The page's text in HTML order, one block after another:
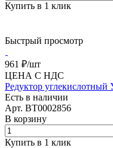
Купить в 1 клик
Быстрый просмотр
961 ₽/шт
ЦЕНА С НДС
Редуктор углекислотный
Есть в наличии
Арт. BT0002856
В корзину
Купить в 1 клик